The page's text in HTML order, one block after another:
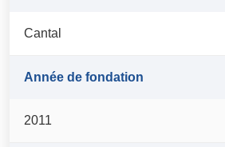
Cantal
Année de fondation
2011